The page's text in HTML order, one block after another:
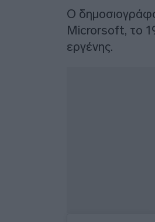
Ο
Microrsoft, το
εργένης.